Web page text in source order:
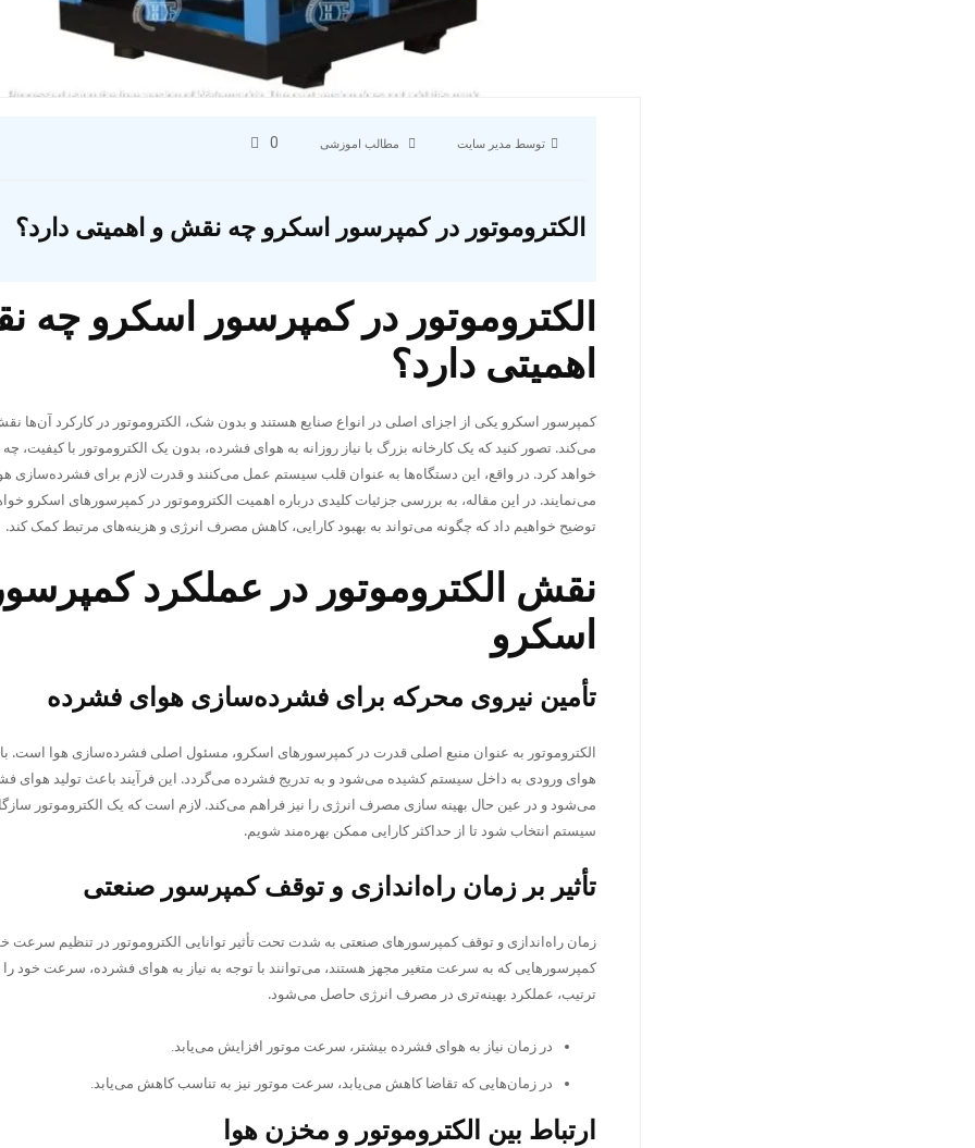
توسط مدیر سایت مطالب اموزشی 0
الکتروموتور در کمپرسور اسکرو چه نقش و اهمیتی دارد؟
الکتروموتور در کمپرسور اسکرو چه
اهمیتی دارد؟
کمپرسور اسکرو یکی از اجزای اصلی در انواع صنایع هستند و بدون شک، الکتروموتور در کارکرد آن‌ها
می‌کند. تصور کنید که یک کارخانه بزرگ با نیاز روزانه به هوای فشرده، بدون یک الکتروموتور با کیفیت،
خواهد کرد. در واقع، این دستگاه‌ها به عنوان قلب سیستم عمل می‌کنند و قدرت لازم برای فشرده‌سازی
می‌نمایند. در این مقاله، به بررسی جزئیات کلیدی درباره اهمیت الکتروموتور در کمپرسورهای اسکرو
توضیح خواهیم داد که چگونه می‌تواند به بهبود کارایی، کاهش مصرف انرژی و هزینه‌های مرتبط کمک کند.
نقش الکتروموتور در عملکرد
اسکرو
تأمین نیروی محرکه برای فشرده‌سازی هوای فشرده
الکتروموتور به عنوان منبع اصلی قدرت در کمپرسورهای اسکرو، مسئول اصلی فشرده‌سازی هوا است.
هوای ورودی به داخل سیستم کشیده می‌شود و به تدریج فشرده می‌گردد. این فرآیند باعث تولید هوای
می‌شود و در عین حال بهینه سازی مصرف انرژی را نیز فراهم می‌کند. لازم است که یک الکتروموتور
سیستم انتخاب شود تا از حداکثر کارایی ممکن بهره‌مند شویم.
تأثیر بر زمان راه‌اندازی و توقف کمپرسور صنعتی
زمان راه‌اندازی و توقف کمپرسورهای صنعتی به شدت تحت تأثیر توانایی الکتروموتور در تنظیم سرعت
کمپرسورهایی که به سرعت متغیر مجهز هستند، می‌توانند با توجه به نیاز به هوای فشرده، سرعت خود را
ترتیب، عملکرد بهینه‌تری در مصرف انرژی حاصل می‌شود.
در زمان نیاز به هوای فشرده بیشتر، سرعت موتور افزایش می‌یابد.
در زمان‌هایی که تقاضا کاهش می‌یابد، سرعت موتور نیز به تناسب کاهش می‌یابد.
ارتباط بین الکتروموتور و مخزن هوا